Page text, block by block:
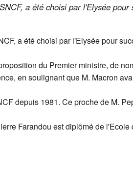
a été choisi par l'Elysée
a été choisi par l'Elysée pour
du Premier ministre, de
en soulignant que M. Macron
depuis 1981. Ce proche de M.
Farandou est diplômé de l'Ecole